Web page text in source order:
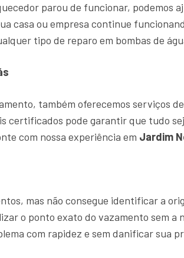
parou de funcionar, podemos
casa ou empresa continue
tipo de reparo em bombas de
também oferecemos serviços
certificados pode garantir que tudo
com nossa experiência em Jardim
mas não consegue identificar a
o ponto exato do vazamento sem
com rapidez e sem danificar sua